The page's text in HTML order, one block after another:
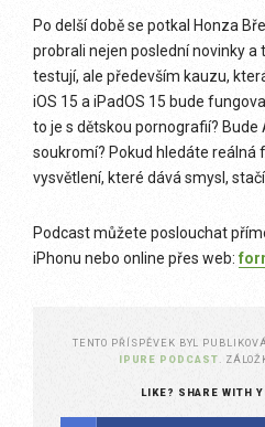
Po delší době se potkal Honza
probrali nejen poslední novinky
testují, ale především kauzu,
iOS 15 a iPadOS 15 bude
to je s dětskou pornografií? Bude
soukromí? Pokud hledáte reálná
vysvětlení, které dává smysl,
Podcast můžete poslouchat
iPhonu nebo online přes web:
TENTO PŘÍSPĚVEK BYL
IPURE PODCAST .
LIKE? SHARE WITH